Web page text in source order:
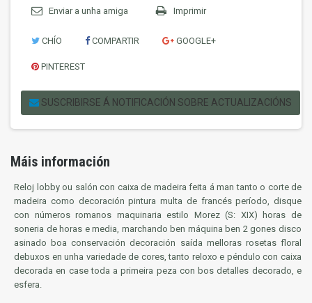
Enviar a unha amiga Imprimir
CHÍO COMPARTIR GOOGLE+
PINTEREST
SUSCRIBIRSE Á NOTIFICACIÓN SOBRE ACTUALIZACIÓNS
Máis información
Reloj lobby ou salón con caixa de madeira feita á man tanto o corte de
madeira como decoración pintura multa de francés período, disque
con números romanos maquinaria estilo Morez (S: XIX) horas de
soneria de horas e media, marchando ben máquina ben 2 gones disco
asinado boa conservación decoración saída melloras rosetas floral
debuxos en unha variedade de cores, tanto reloxo e péndulo con caixa
decorada en case toda a primeira peza con bos detalles decorado, e
esfera.